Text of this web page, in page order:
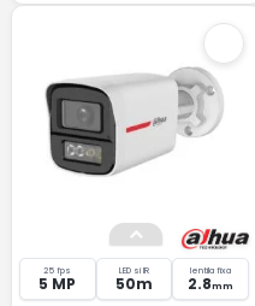
25 fps
5 MP
LED si IR
50m
lentila fixa
2.8mm